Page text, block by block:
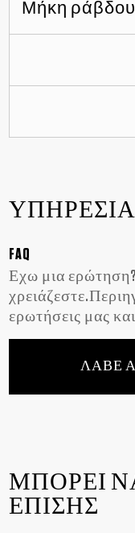
Μήκη ράβδου
FAQ
Εχω μια
ερωτήσεις μας
ΛΑΒΕ
ΜΠΟΡΕΙ
ΕΠΙΣΗΣ